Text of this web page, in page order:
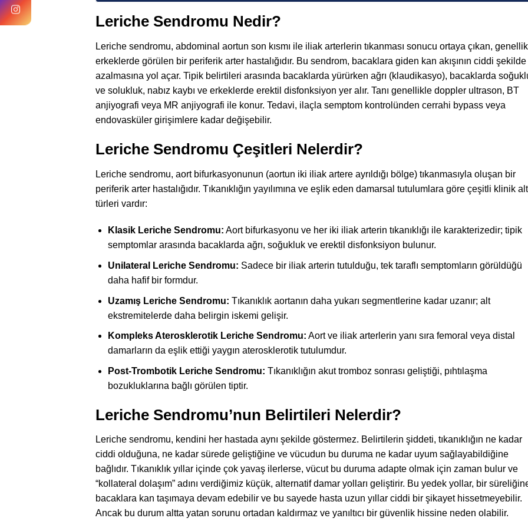
Leriche Sendromu Nedir?
Leriche sendromu, abdominal aortun son kısmı ile iliak arterlerin tıkanması sonucu ortaya çıkan,
erkeklerde görülen bir periferik arter hastalığıdır. Bu sendrom, bacaklara giden kan akışının ciddi şekilde
azalmasına yol açar. Tipik belirtileri arasında bacaklarda yürürken ağrı (klaudikasyo), bacaklarda
ve solukluk, nabız kaybı ve erkeklerde erektil disfonksiyon yer alır. Tanı genellikle doppler ultrason, BT
anjiyografi veya MR anjiyografi ile konur. Tedavi, ilaçla semptom kontrolünden cerrahi bypass veya
endovasküler girişimlere kadar değişebilir.
Leriche Sendromu Çeşitleri Nelerdir?
Leriche sendromu, aort bifurkasyonunun (aortun iki iliak artere ayrıldığı bölge) tıkanmasıyla oluşan bir
periferik arter hastalığıdır. Tıkanıklığın yayılımına ve eşlik eden damarsal tutulumlara göre çeşitli klinik alt
türleri vardır:
Klasik Leriche Sendromu: Aort bifurkasyonu ve her iki iliak arterin tıkanıklığı ile karakterizedir; tipik
semptomlar arasında bacaklarda ağrı, soğukluk ve erektil disfonksiyon bulunur.
Unilateral Leriche Sendromu: Sadece bir iliak arterin tutulduğu, tek taraflı semptomların görüldüğü
daha hafif bir formdur.
Uzamış Leriche Sendromu: Tıkanıklık aortanın daha yukarı segmentlerine kadar uzanır; alt
ekstremitelerde daha belirgin iskemi gelişir.
Kompleks Aterosklerotik Leriche Sendromu: Aort ve iliak arterlerin yanı sıra femoral veya distal
damarların da eşlik ettiği yaygın aterosklerotik tutulumdur.
Post-Trombotik Leriche Sendromu: Tıkanıklığın akut tromboz sonrası geliştiği, pıhtılaşma
bozukluklarına bağlı görülen tiptir.
Leriche Sendromu’nun Belirtileri Nelerdir?
Leriche sendromu, kendini her hastada aynı şekilde göstermez. Belirtilerin şiddeti, tıkanıklığın ne kadar
ciddi olduğuna, ne kadar sürede geliştiğine ve vücudun bu duruma ne kadar uyum sağlayabildiğine
bağlıdır. Tıkanıklık yıllar içinde çok yavaş ilerlerse, vücut bu duruma adapte olmak için zaman bulur ve
“kollateral dolaşım” adını verdiğimiz küçük, alternatif damar yolları geliştirir. Bu yedek yollar, bir
bacaklara kan taşımaya devam edebilir ve bu sayede hasta uzun yıllar ciddi bir şikayet hissetmeyebilir.
Ancak bu durum altta yatan sorunu ortadan kaldırmaz ve yanıltıcı bir güvenlik hissine neden olabilir.